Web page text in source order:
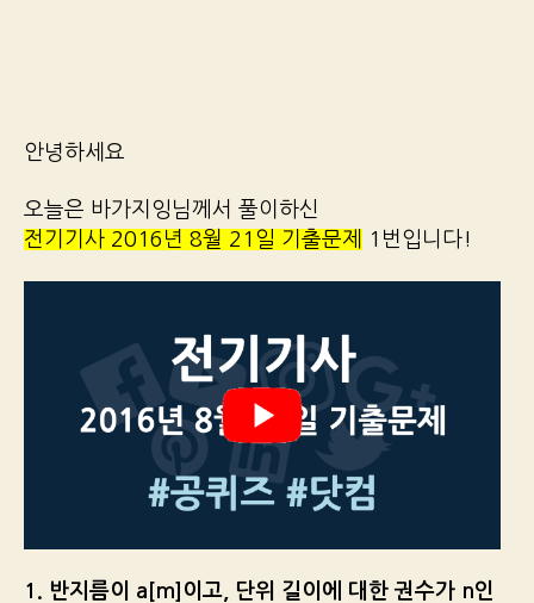
안녕하세요
오늘은 바가지잉님께서 풀이하신
전기기사 2016년 8월 21일 기출문제
1번입니다!
1. 반지름이 a[m]이고, 단위 길이에 대한 권수가 n인